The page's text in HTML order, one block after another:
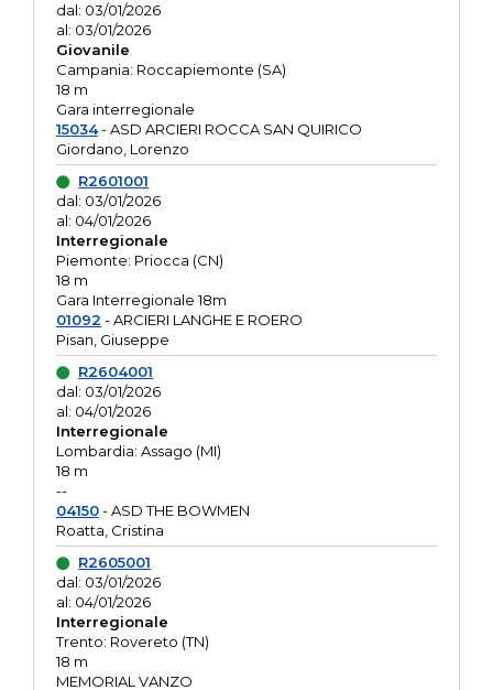
dal: 03/01/2026
al: 03/01/2026
Giovanile
Campania: Roccapiemonte (SA)
18 m
Gara interregionale
15034- ASD ARCIERI ROCCA SAN QUIRICO
Giordano, Lorenzo
R2601001
dal: 03/01/2026
al: 04/01/2026
Interregionale
Piemonte: Priocca (CN)
18 m
Gara Interregionale 18m
01092 - ARCIERI LANGHE E ROERO
Pisan, Giuseppe
R2604001
dal: 03/01/2026
al: 04/01/2026
Interregionale
Lombardia: Assago (MI)
18 m
--
04150- ASD THE BOWMEN
Roatta, Cristina
R2605001
dal: 03/01/2026
al: 04/01/2026
Interregionale
Trento: Rovereto (TN)
18 m
MEMORIAL VANZO